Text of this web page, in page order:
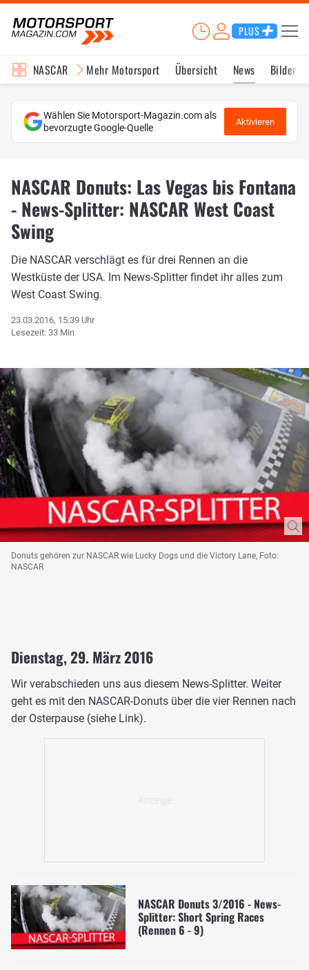
PLUS
NASCAR Mehr Motorsport Übersicht News Bilder
Wählen Sie Motorsport-Magazin.com als
bevorzugte Google-Quelle
Aktivieren
NASCAR Donuts: Las Vegas bis Fontana
- News-Splitter: NASCAR West Coast
Swing
Die NASCAR verschlägt es für drei Rennen an die
Westküste der USA. Im News-Splitter findet ihr alles zum
West Coast Swing.
23.03.2016, 15:39 Uhr
Lesezeit: 33 Min
Donuts gehören zur NASCAR wie Lucky Dogs und die Victory Lane, Foto:
NASCAR
Dienstag, 29. März 2016
Wir verabschieden uns aus diesem News-Splitter. Weiter
geht es mit den NASCAR-Donuts über die vier Rennen nach
der Osterpause (siehe Link).
NASCAR Donuts 3/2016 - News-
Splitter: Short Spring Races
(Rennen 6 - 9)